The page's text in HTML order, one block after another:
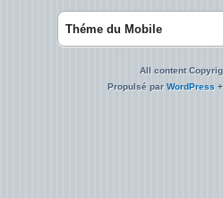
Théme du Mobile
All content
Propulsé parWordPress +